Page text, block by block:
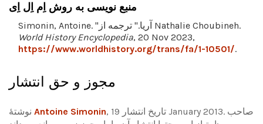
منبع نویسی به روش اِم اِل اِی
Simonin, Antoine. "آریا." ترجمه از Nathalie Choubineh.
World History Encyclopedia, 20 Nov 2023,
https://www.worldhistory.org/trans/fa/1-10501/.
مجوز و حق انتشار
Antoine Simonin, تاریخ انتشار 19 January 2013. صاحب